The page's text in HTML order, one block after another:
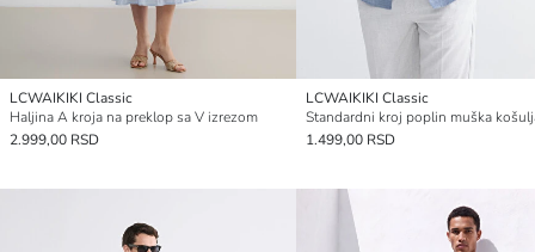
LCWAIKIKI Classic
Haljina A kroja na preklop sa V izrezom
2.999,00 RSD
LCWAIKIKI Classic
Standardni kroj poplin muška
1.499,00 RSD